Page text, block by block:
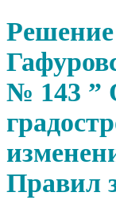
Решение
№ 143 ”
Правил